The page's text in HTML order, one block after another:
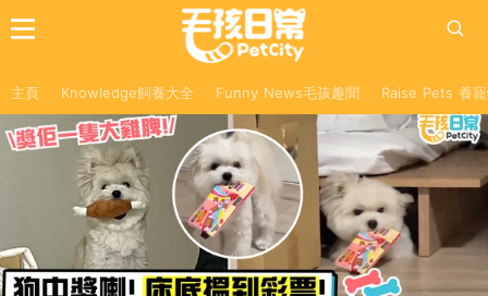
主頁 Knowledge飼養大全 Funny News毛孩趣聞 Raise Pets 養